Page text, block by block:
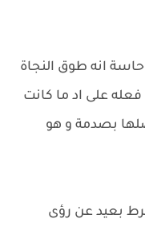
انه طوق النجاة
على اد ما كانت
بصدمة و هو
بعيد عن رؤى